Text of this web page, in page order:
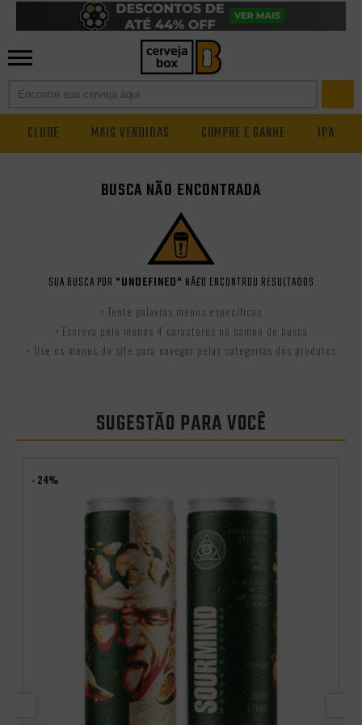
CLUBE MAIS VENDIDAS COMPRE E GANHE IPA
BUSCA NÃO ENCONTRADA
SUA BUSCA POR "UNDEFINED" NÃ£O ENCONTROU RESULTADOS
• Tente palavras menos específicas
• Escreva pelo menos 4 caracteres no campo de busca
• Use os menus do site para navegar pelas categorias dos produtos
SUGESTÃO PARA VOCÊ
- 24%